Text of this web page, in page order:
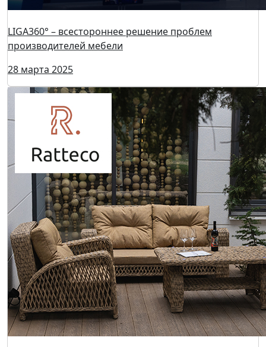
LIGA360° – всестороннее решение проблем
производителей мебели
28 марта 2025